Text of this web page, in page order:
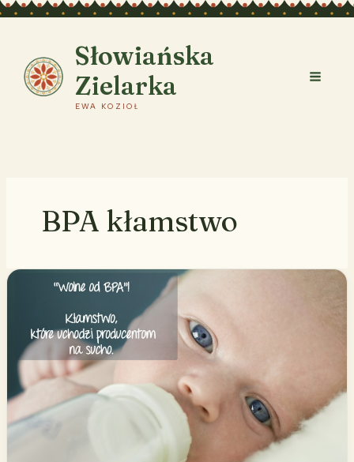
Przejdź
Słowiańska
Zielarka
EWA KOZIOŁ
BPA kłamstwo